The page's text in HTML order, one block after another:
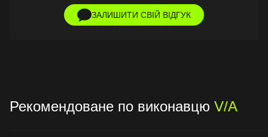
ЗАЛИШИТИ СВІЙ ВІДГУК
Рекомендоване по виконавцю V/A